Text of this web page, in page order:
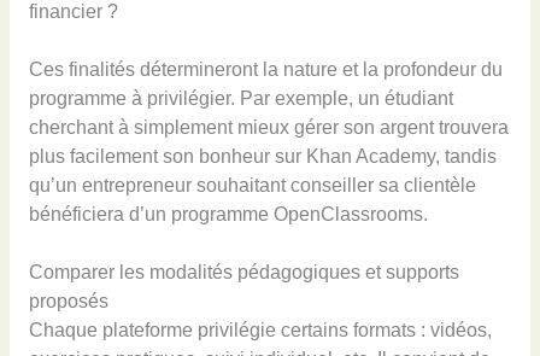
financier ?
Ces finalités détermineront la nature et la profondeur du
programme à privilégier. Par exemple, un étudiant
cherchant à simplement mieux gérer son argent trouvera
plus facilement son bonheur sur Khan Academy, tandis
qu’un entrepreneur souhaitant conseiller sa clientèle
bénéficiera d’un programme OpenClassrooms.
Comparer les modalités pédagogiques et supports
proposés
Chaque plateforme privilégie certains formats : vidéos,